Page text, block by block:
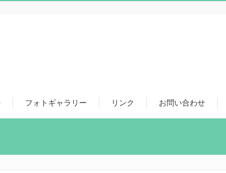
フォトギャラリー リンク お問い合わせ